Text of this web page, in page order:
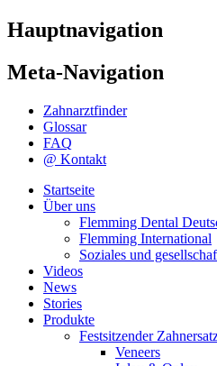
Hauptnavigation
Meta-Navigation
Zahnarztfinder
Glossar
FAQ
@ Kontakt
Startseite
Über uns
Flemming Dental
Flemming International
Soziales und
Videos
News
Stories
Produkte
Festsitzender
Veneers